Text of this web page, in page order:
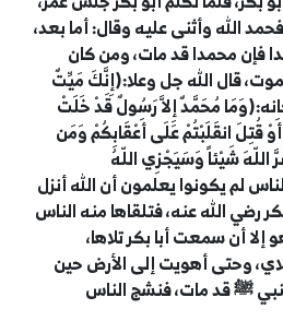
الله وأثنى عليه وقال: أما بعد،
فإن محمدا قد مات، ومن كان
قال الله جل وعلا:(إِنَّكَ مَيِّتٌ
مُحَمَّدٌ إِلاَّ رَسُولٌ قَدْ خَلَتْ
قُتِلَ انقَلَبْتُمْ عَلَى أَعْقَابِكُمْ وَمَن
شَيْئاً وَسَيَجْزِي اللّهُ
لم يكونوا يعلمون أن الله أنزل
رضي الله عنه، فتلقاها منه الناس
إلا أن سمعت أبا بكر تلاها،
وحتى أهويت إلى الأرض حين
ﷺقد مات، فنشج الناس